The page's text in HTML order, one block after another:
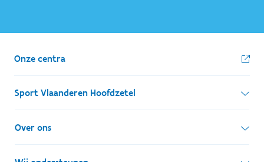
Onze centra
Sport Vlaanderen Hoofdzetel
Simon Bolivarlaan 17
1000 Brussel
Over ons
Wie zijn we, wat doen we